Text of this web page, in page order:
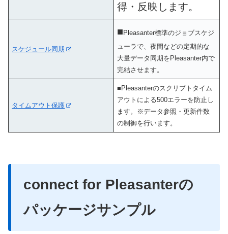
得・反映します。
スケジュール同期
■ Pleasanter標準のジョブスケジ
ューラで、夜間などの定期的な
大量データ同期をPleasanter内で
完結させます。
タイムアウト保護
■Pleasanterのスクリプトタイム
アウトによる500エラーを防止し
ます。※データ参照・更新件数
の制御を行います。
connect for Pleasanterの
パッケージサンプル